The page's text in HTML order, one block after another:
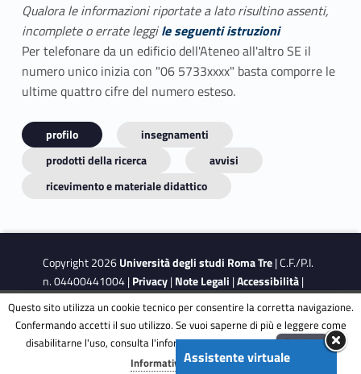
Qualora le informazioni riportate a lato risultino assenti,
incomplete o errate leggile seguenti istruzioni
Per telefonare da un edificio dell'Ateneo all'altro SE il
numero unico inizia con "06 5733xxxx" basta comporre le
ultime quattro cifre del numero esteso.
profilo
insegnamenti
prodotti della ricerca
avvisi
ricevimento e materiale didattico
Copyright 2026Università degli studi Roma Tre| C.F./P.I.
n. 04400441004 |Privacy|Note Legali |Accessibilità|
Obiettivi di accessibilità
| Dichiarazione di accessibilità
Assistente virtuale
This site is protected by reCAPTCHA and the GooglePrivacy
Terms of Serviceapply.
Questo sito utilizza un cookie tecnico per consentire la corretta navigazione.
Confermando accetti il suo utilizzo. Se vuoi saperne di più e leggere come
disabilitarne l'uso, consulta l'informativa estesa.ENG
Accetta
Informativa completa